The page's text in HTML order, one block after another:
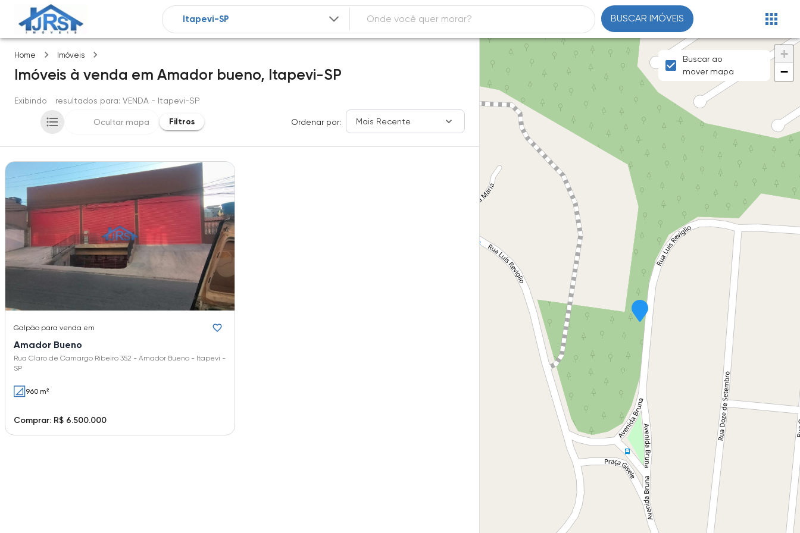
BUSCAR IMÓVEIS
Home Imóveis
Imóveis à venda em Amador bueno, Itapevi-SP
Exibindo resultados para: VENDA - Itapevi-SP
Ocultar mapa Filtros Ordenar por: Mais Recente
Galpão para venda em
Amador Bueno
Rua Claro de Camargo Ribeiro 352 - Amador Bueno - Itapevi -
SP
960 m²
Comprar: R$ 6.500.000
+
−
Buscar ao
mover mapa